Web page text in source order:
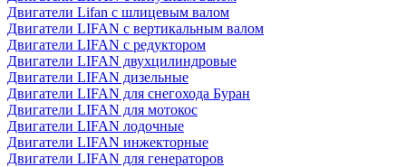
Двигатели Lifan с шлицевым валом
Двигатели LIFAN с вертикальным валом
Двигатели LIFAN с редуктором
Двигатели LIFAN двухцилиндровые
Двигатели LIFAN дизельные
Двигатели LIFAN для снегохода Буран
Двигатели LIFAN для мотокос
Двигатели LIFAN лодочные
Двигатели LIFAN инжекторные
Двигатели LIFAN для генераторов